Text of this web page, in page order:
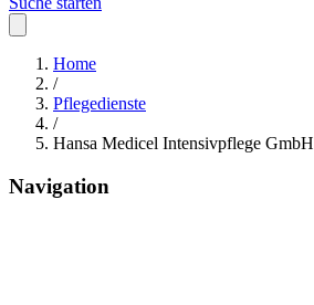
Home
/
Pflegedienste
/
Hansa Medicel Intensivpflege GmbH
Navigation